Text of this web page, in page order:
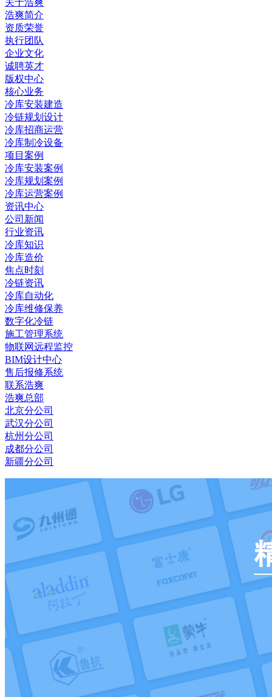
关于浩爽
浩爽简介
资质荣誉
执行团队
企业文化
诚聘英才
版权中心
核心业务
冷库安装建造
冷链规划设计
冷库招商运营
冷库制冷设备
项目案例
冷库安装案例
冷库规划案例
冷库运营案例
资讯中心
公司新闻
行业资讯
冷库知识
冷库造价
焦点时刻
冷链资讯
冷库自动化
冷库维修保养
数字化冷链
施工管理系统
物联网远程监控
BIM设计中心
售后报修系统
联系浩爽
浩爽总部
北京分公司
武汉分公司
杭州分公司
成都分公司
新疆分公司